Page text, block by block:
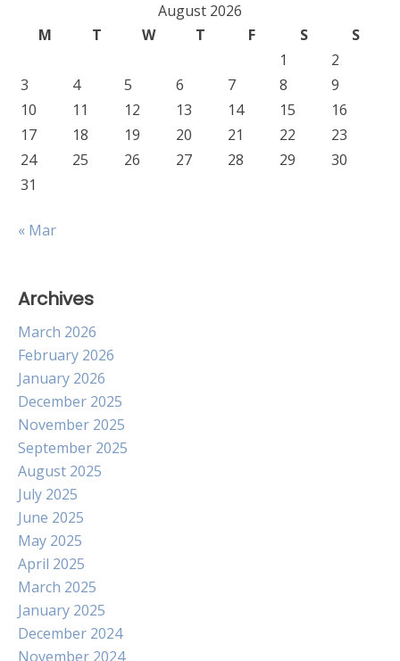
August 2026
M
T W T F S
S
1
2
3
4 5 6 7 8
9
10
11 12 13 14 15
16
17
18 19 20 21 22
23
24
25 26 27 28 29
30
31
« Mar
Archives
March 2026
February 2026
January 2026
December 2025
November 2025
September 2025
August 2025
July 2025
June 2025
May 2025
April 2025
March 2025
January 2025
December 2024
November 2024